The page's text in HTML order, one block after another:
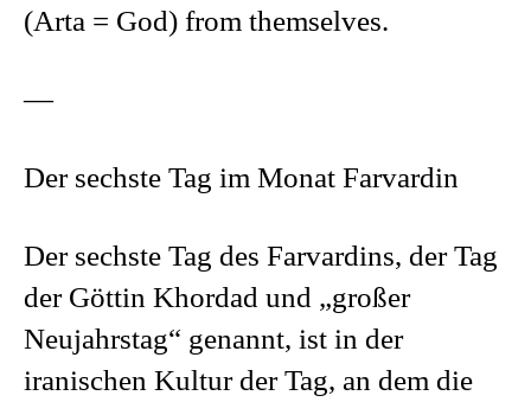
(Arta = God) from themselves.
—
Der sechste Tag im Monat Farvardin
Der sechste Tag des Farvardins, der Tag
der Göttin Khordad und „großer
Neujahrstag“ genannt, ist in der
iranischen Kultur der Tag, an dem die